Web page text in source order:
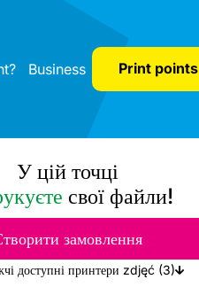
Business Print points
У цій точці
свої файли!
замовлення
Показати найближчі доступні принтери zdjęć (3)